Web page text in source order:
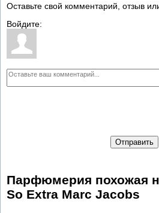
Оставьте свой комментарий, отзыв
Войдите:
Отправить
Парфюмерия похожая
So Extra Marc Jacobs